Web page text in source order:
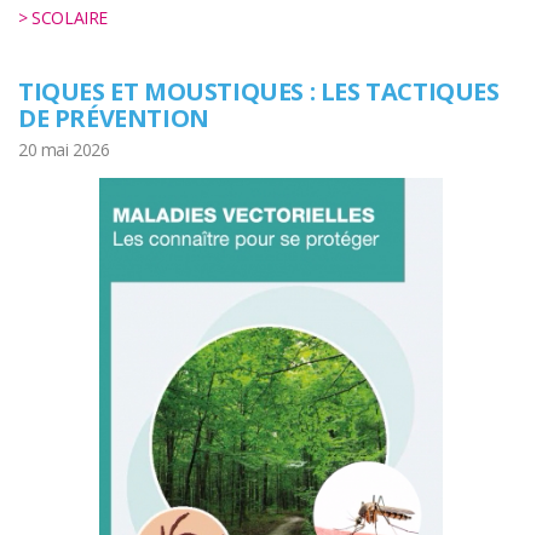
>SCOLAIRE
TIQUES ET MOUSTIQUES : LES TACTIQUES
DE PRÉVENTION
20 mai 2026